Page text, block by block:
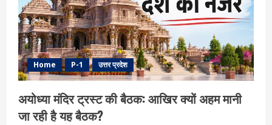
खूबियां?
ईरान-
अमेरिका
तनाव
के
बीच
क्यों
बढ़ी
चर्चा
Home P-1 उत्तर प्रदेश
अयोध्या मंदिर ट्रस्ट की बैठक: आखिर क्यों अहम मानी
जा रही है यह बैठक?